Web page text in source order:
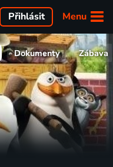
Menu
Přihlásit
Dokumenty Zábava